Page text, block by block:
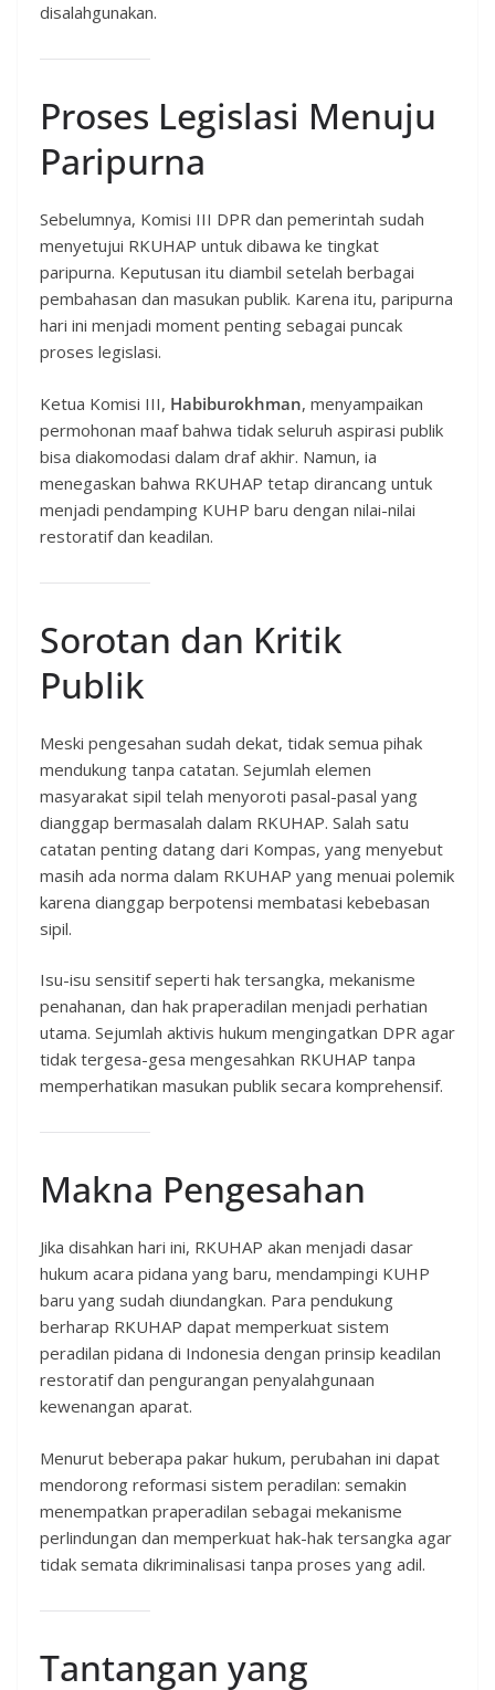
disalahgunakan.
Proses Legislasi Menuju
Paripurna
Sebelumnya, Komisi III DPR dan pemerintah sudah
menyetujui RKUHAP untuk dibawa ke tingkat
paripurna. Keputusan itu diambil setelah berbagai
pembahasan dan masukan publik. Karena itu, paripurna
hari ini menjadi moment penting sebagai puncak
proses legislasi.
Ketua Komisi III, Habiburokhman, menyampaikan
permohonan maaf bahwa tidak seluruh aspirasi publik
bisa diakomodasi dalam draf akhir. Namun, ia
menegaskan bahwa RKUHAP tetap dirancang untuk
menjadi pendamping KUHP baru dengan nilai-nilai
restoratif dan keadilan.
Sorotan dan Kritik
Publik
Meski pengesahan sudah dekat, tidak semua pihak
mendukung tanpa catatan. Sejumlah elemen
masyarakat sipil telah menyoroti pasal-pasal yang
dianggap bermasalah dalam RKUHAP. Salah satu
catatan penting datang dari Kompas, yang menyebut
masih ada norma dalam RKUHAP yang menuai polemik
karena dianggap berpotensi membatasi kebebasan
sipil.
Isu-isu sensitif seperti hak tersangka, mekanisme
penahanan, dan hak praperadilan menjadi perhatian
utama. Sejumlah aktivis hukum mengingatkan DPR agar
tidak tergesa-gesa mengesahkan RKUHAP tanpa
memperhatikan masukan publik secara komprehensif.
Makna Pengesahan
Jika disahkan hari ini, RKUHAP akan menjadi dasar
hukum acara pidana yang baru, mendampingi KUHP
baru yang sudah diundangkan. Para pendukung
berharap RKUHAP dapat memperkuat sistem
peradilan pidana di Indonesia dengan prinsip keadilan
restoratif dan pengurangan penyalahgunaan
kewenangan aparat.
Menurut beberapa pakar hukum, perubahan ini dapat
mendorong reformasi sistem peradilan: semakin
menempatkan praperadilan sebagai mekanisme
perlindungan dan memperkuat hak-hak tersangka agar
tidak semata dikriminalisasi tanpa proses yang adil.
Tantangan yang